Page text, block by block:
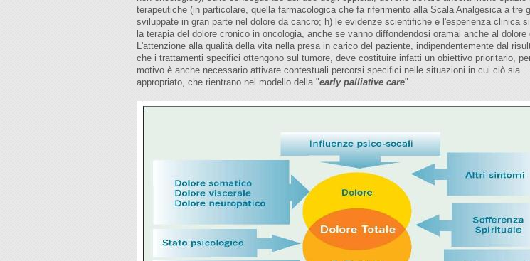
terapeutiche (in particolare, quella farmacologica che fa riferimento alla Scala Analgesica a
sviluppate in gran parte nel dolore da cancro; h) le evidenze scientifiche e l'esperienza clinica
la terapia del dolore cronico in oncologia, anche se vanno diffondendosi oramai anche al
L'attenzione alla qualità della vita nella presa in carico del paziente, indipendentemente dal
che i trattamenti specifici ottengono sul tumore, deve costituire infatti un obiettivo prioritario,
motivo è anche necessario attivare contestuali percorsi specifici nelle situazioni in cui ciò sia
appropriato, che rientrano nel modello della "early palliative care".